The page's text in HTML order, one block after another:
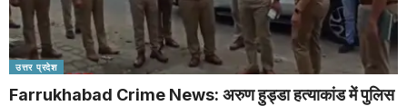
उत्तर प्रदेश
Farrukhabad Crime News: अरुण हुड्डा हत्याकांड में पुलिस